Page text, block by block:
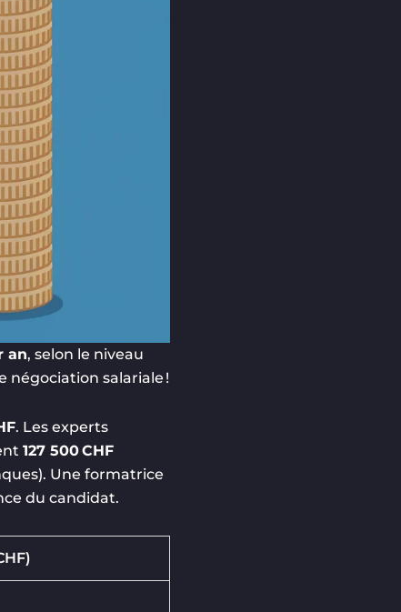
an, selon le niveau
négociation salariale !
. Les experts
127 500 CHF
Une formatrice
du candidat.